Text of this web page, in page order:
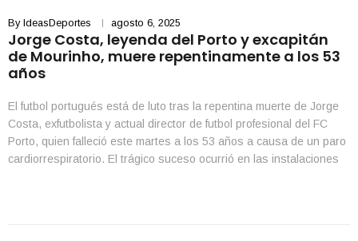
By IdeasDeportes agosto 6, 2025
Jorge Costa, leyenda del Porto y excapitán
de Mourinho, muere repentinamente a los 53
años
El futbol portugués está de luto tras la repentina muerte de Jorge
Costa, exfutbolista y actual director de futbol profesional del FC
Porto, quien falleció este martes a los 53 años a causa de un paro
cardiorrespiratorio. El trágico suceso ocurrió en las instalaciones